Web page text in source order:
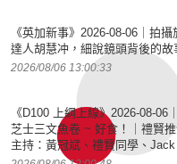
《英加新事》2026-08-06｜拍
達人胡慧冲，細說鏡頭背後的
2026/08/06 13:00:33
《D100 上綱上線》2026-08-
芝士三文魚卷 ~ 好食！｜禮賢
主持：黃冠斌、禮賢同學、Jack